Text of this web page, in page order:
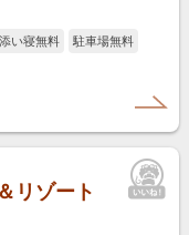
い寝無料
駐車場無料
リゾート